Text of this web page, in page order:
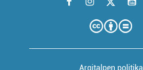
Argitalpen politika